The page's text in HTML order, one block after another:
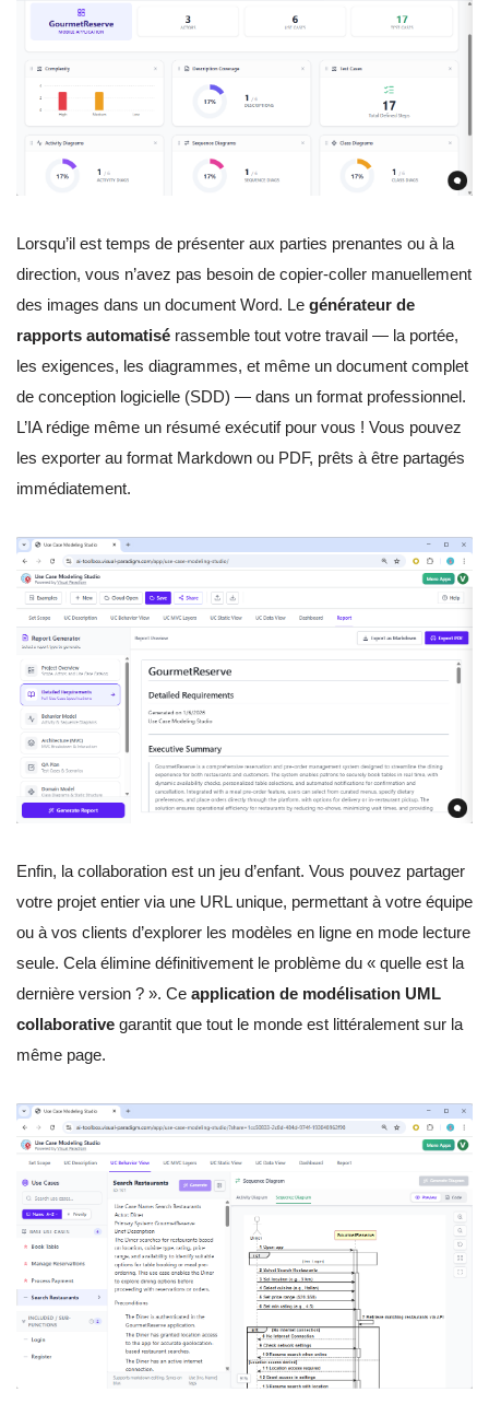
Lorsqu’il est temps de présenter aux parties prenantes ou à la
direction, vous n’avez pas besoin de copier-coller manuellement
des images dans un document Word. Le générateur de
rapports automatisé rassemble tout votre travail — la portée,
les exigences, les diagrammes, et même un document complet
de conception logicielle (SDD) — dans un format professionnel.
L’IA rédige même un résumé exécutif pour vous ! Vous pouvez
les exporter au format Markdown ou PDF, prêts à être partagés
immédiatement.
Enfin, la collaboration est un jeu d’enfant. Vous pouvez partager
votre projet entier via une URL unique, permettant à votre équipe
ou à vos clients d’explorer les modèles en ligne en mode lecture
seule. Cela élimine définitivement le problème du « quelle est la
dernière version ? ». Ce application de modélisation UML
collaborative garantit que tout le monde est littéralement sur la
même page.